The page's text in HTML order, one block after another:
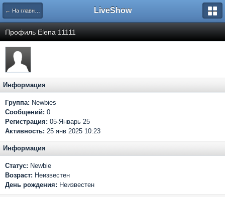
← На главную LiveShow
Профиль Elena 11111
Информация
Группа: Newbies
Сообщений: 0
Регистрация: 05-Январь 25
Активность: 25 янв 2025 10:23
Информация
Статус: Newbie
Возраст: Неизвестен
День рождения: Неизвестен